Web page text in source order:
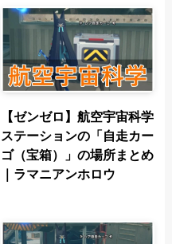
【ゼンゼロ】航空宇宙科学
ステーションの「自走カー
ゴ（宝箱）」の場所まとめ
｜ラマニアンホロウ